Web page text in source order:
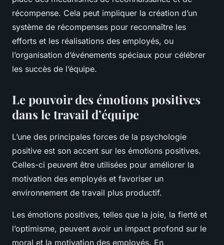
récompense. Cela peut impliquer la création d’un
système de récompenses pour reconnaître les
efforts et les réalisations des employés, ou
l’organisation d’événements spéciaux pour célébrer
les succès de l’équipe.
Le pouvoir des émotions positives
dans le travail d’équipe
L’une des principales forces de la psychologie
positive est son accent sur les émotions positives.
Celles-ci peuvent être utilisées pour améliorer la
motivation des employés et favoriser un
environnement de travail plus productif.
Les émotions positives, telles que la joie, la fierté et
l’optimisme, peuvent avoir un impact profond sur le
moral et la motivation des employés. En